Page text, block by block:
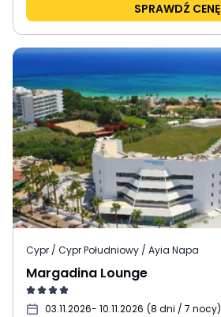
SPRAWDŹ CENĘ
Cypr / Cypr Południowy / Ayia Napa
Margadina Lounge
03.11.2026- 10.11.2026 (8 dni / 7 nocy)